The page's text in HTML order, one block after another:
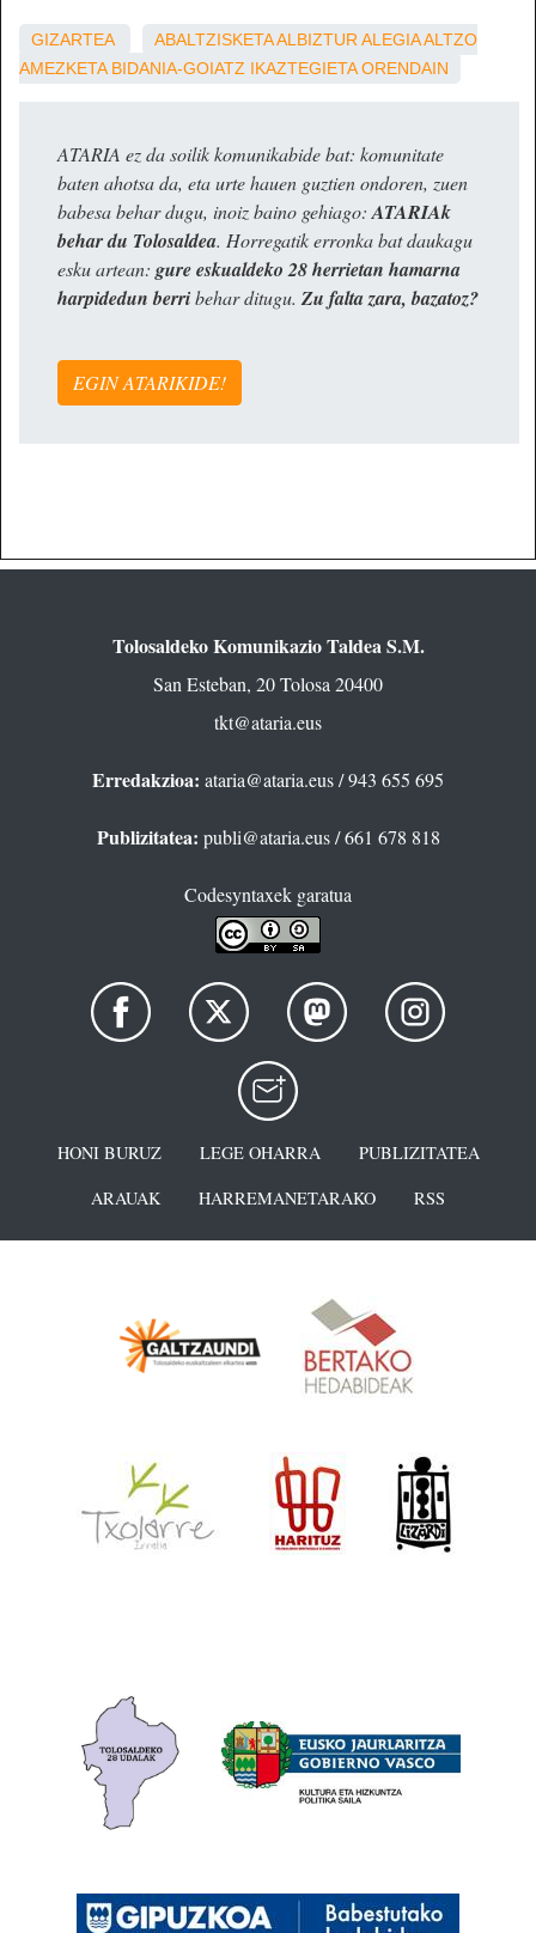
GIZARTEA ABALTZISKETAALBIZTUR ALEGIAALTZO
AMEZKETA BIDANIA-GOIATZ IKAZTEGIETA ORENDAIN
ATARIA ez da soilik komunikabide bat: komunitate
baten ahotsa da, eta urte hauen guztien ondoren, zuen
babesa behar dugu, inoiz baino gehiago: ATARIAk
behar du Tolosaldea. Horregatik erronka bat daukagu
esku artean: gure eskualdeko 28 herrietan hamarna
harpidedun berribehar ditugu. Zu falta zara, bazatoz?
EGIN ATARIKIDE!
Tolosaldeko Komunikazio Taldea S.M.
San Esteban, 20 Tolosa 20400
tkt@ataria.eus
Erredakzioa: ataria@ataria.eus/ 943 655 695
Publizitatea: publi@ataria.eus/ 661 678 818
Codesyntaxek garatua
HONI BURUZ LEGE OHARRA
PUBLIZITATEA
ARAUAK
HARREMANETARAKO RSS